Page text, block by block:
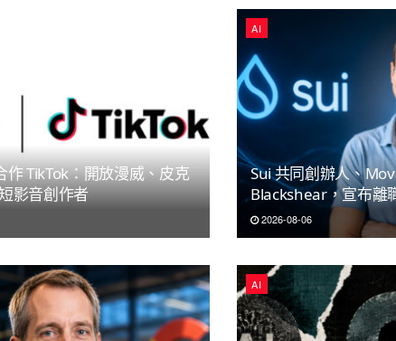
作 TikTok：開放漫威、皮克
影音創作者
AI
Sui 共同創辦人、
Blackshear，宣布離
2026-08-06
AI